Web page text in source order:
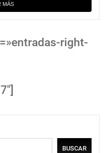
MÁS
right-
BUSCAR